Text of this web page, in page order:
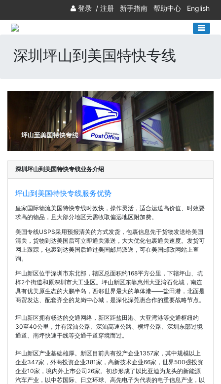
登录 / 注册 新手指南 帮助中心 English
深圳坪山到美国特快专线
深圳坪山到美国特快专线业务介绍
坪山到美国特快专线服务优势
皇家国际物流美国特快专线时效快，操作灵活，适合运送高价值、时效要
求高的物品，且大部分地区无需收取偏远地区附加费。
美国专线USPS采用预报清关的方式发货，包裹信息先于货物发送给美国
清关，货物到达美国后可立即通关派送，大大优化包裹通关速度。发货可
网上跟踪，包裹到达美国后通过美国邮局派送，可在美国邮政网站上查
询。
坪山新区位于深圳市东北部，辖区总面积约168平方公里，下辖坪山、坑
梓2个街道和原深圳市大工业区。坪山新区东靠惠州大亚湾石化城，南连
具有优美原生态的大鹏半岛，西邻世界最大的单体港——盐田港，北面是
商贸发达、配套齐全的龙岗中心城，是深化深莞惠合作的重要战略节点。
坪山新区拥有畅达的交通网络，新区距盐田港、大亚湾港等交通枢纽约
30至40公里，并有深汕公路、深汕高速公路、横坪公路、深圳东部过境
通道、南坪快速干线等交通干道穿境而过。
坪山新区产业基础雄厚。新区目前共有投产企业1357家，其中规模以上
企业347家，外商投资企业381家，高新技术企业66家，世界500强投资
企业10家，境内外上市公司26家。初步形成了以比亚迪为龙头的新能源
汽车产业，以中芯国际、日立环球、高先电子为代表的电子信息产业，以